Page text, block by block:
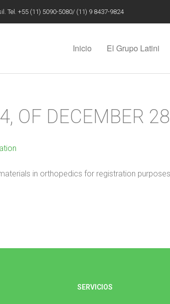
Tel. +55 (11) 5090-5080/ (11) 9 8437-9824
Inicio El Grupo Latini
OF DECEMBER
in orthopedics for registration
SERVICIOS